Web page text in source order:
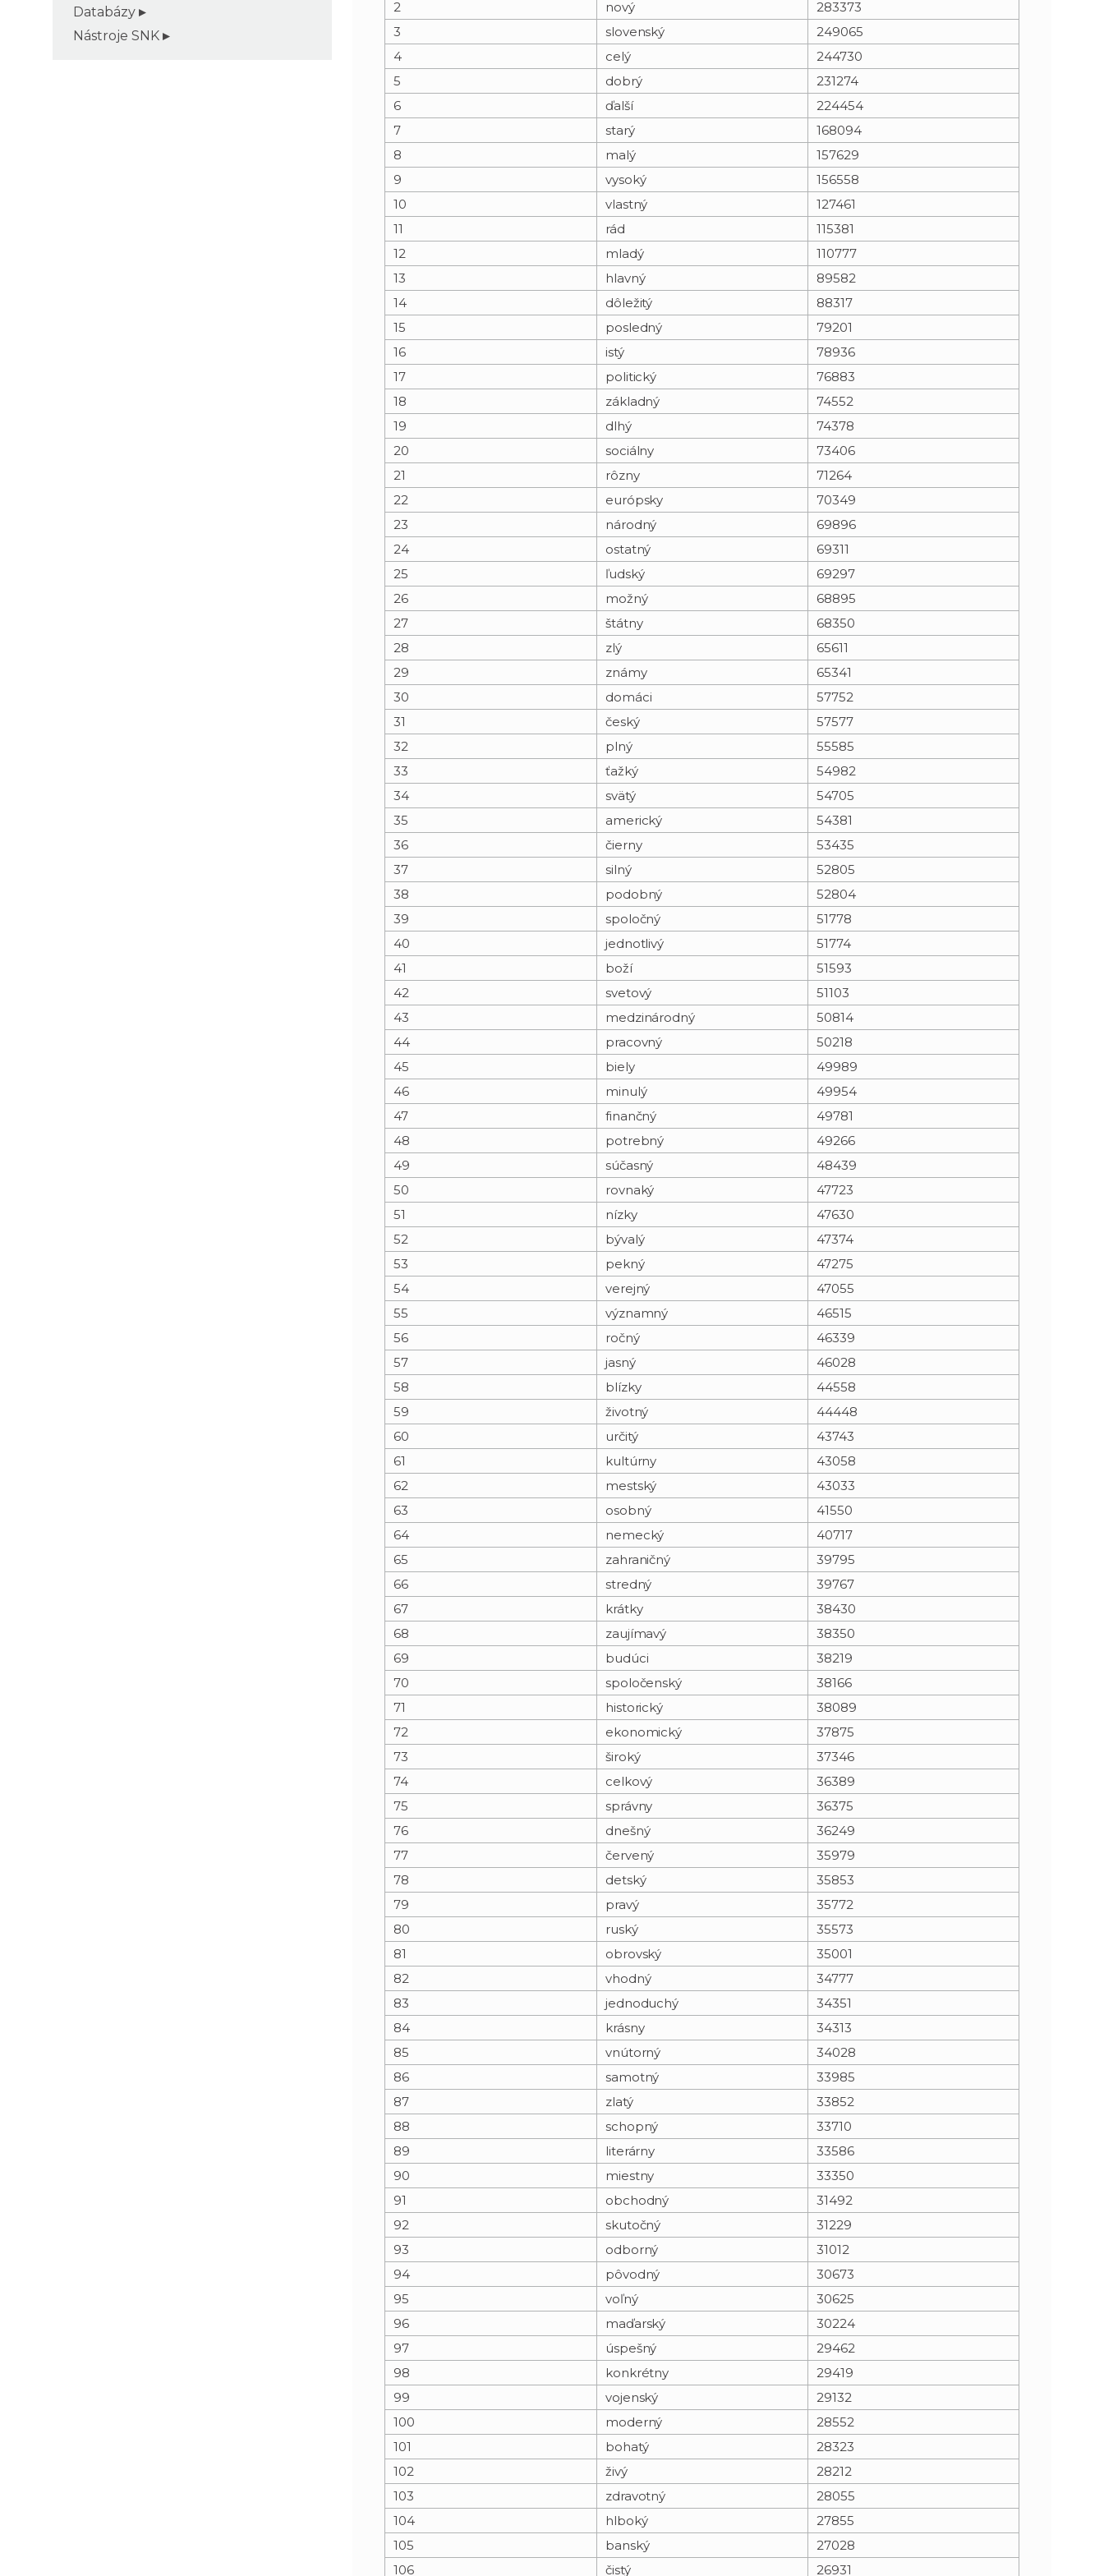
e
t
Databázy
Nástroje SNK
2
nový
283373
3
slovenský
249065
4
celý
244730
5
dobrý
231274
6
ďalší
224454
7
starý
168094
8
malý
157629
9
vysoký
156558
10
vlastný
127461
11
rád
115381
12
mladý
110777
13
hlavný
89582
14
dôležitý
88317
15
posledný
79201
16
istý
78936
17
politický
76883
18
základný
74552
19
dlhý
74378
20
sociálny
73406
21
rôzny
71264
22
európsky
70349
23
národný
69896
24
ostatný
69311
25
ľudský
69297
26
možný
68895
27
štátny
68350
28
zlý
65611
29
známy
65341
30
domáci
57752
31
český
57577
32
plný
55585
33
ťažký
54982
34
svätý
54705
35
americký
54381
36
čierny
53435
37
silný
52805
38
podobný
52804
39
spoločný
51778
40
jednotlivý
51774
41
boží
51593
42
svetový
51103
43
medzinárodný
50814
44
pracovný
50218
45
biely
49989
46
minulý
49954
47
finančný
49781
48
potrebný
49266
49
súčasný
48439
50
rovnaký
47723
51
nízky
47630
52
bývalý
47374
53
pekný
47275
54
verejný
47055
55
významný
46515
56
ročný
46339
57
jasný
46028
58
blízky
44558
59
životný
44448
60
určitý
43743
61
kultúrny
43058
62
mestský
43033
63
osobný
41550
64
nemecký
40717
65
zahraničný
39795
66
stredný
39767
67
krátky
38430
68
zaujímavý
38350
69
budúci
38219
70
spoločenský
38166
71
historický
38089
72
ekonomický
37875
73
široký
37346
74
celkový
36389
75
správny
36375
76
dnešný
36249
77
červený
35979
78
detský
35853
79
pravý
35772
80
ruský
35573
81
obrovský
35001
82
vhodný
34777
83
jednoduchý
34351
84
krásny
34313
85
vnútorný
34028
86
samotný
33985
87
zlatý
33852
88
schopný
33710
89
literárny
33586
90
miestny
33350
91
obchodný
31492
92
skutočný
31229
93
odborný
31012
94
pôvodný
30673
95
voľný
30625
96
maďarský
30224
97
úspešný
29462
98
konkrétny
29419
99
vojenský
29132
100
moderný
28552
101
bohatý
28323
102
živý
28212
103
zdravotný
28055
104
hlboký
27855
105
banský
27028
106
čistý 26931